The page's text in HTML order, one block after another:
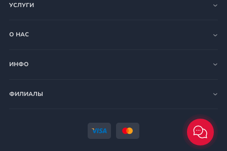
УСЛУГИ
О НАС
ИНФО
ФИЛИАЛЫ